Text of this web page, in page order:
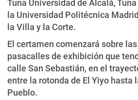
Tuna Universidad de Alcalá,
la Universidad Politécnica
la Villa y la Corte.
El certamen comenzará sobre
pasacalles de exhibición que
calle San Sebastián, en el
entre la rotonda de El Yiyo hasta
Pueblo.